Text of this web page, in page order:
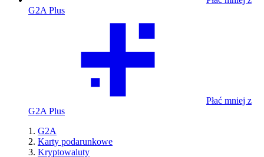
G2A Plus
Płać mniej z
G2A Plus
G2A
Karty podarunkowe
Kryptowaluty